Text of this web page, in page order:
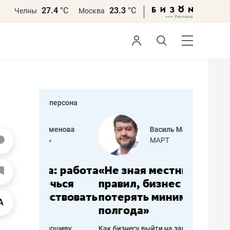
Челны 27.4 °С Москва 23.3 °С
персона
работа
Василь Мазитов
МАРТ
«Не зная местных
правил, бизнес может
потерять минимум
полгода»